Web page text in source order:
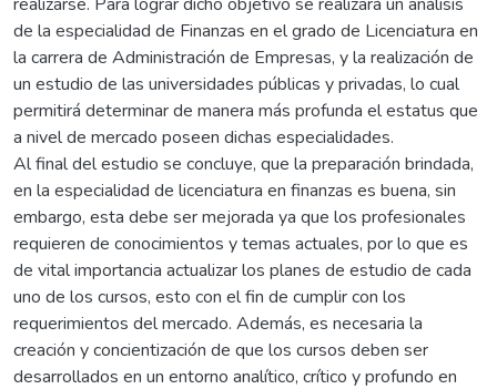
de la especialidad de Finanzas en el grado de Licenciatura en
la carrera de Administración de Empresas, y la realización de
un estudio de las universidades públicas y privadas, lo cual
permitirá determinar de manera más profunda el estatus que
a nivel de mercado poseen dichas especialidades.
Al final del estudio se concluye, que la preparación brindada,
en la especialidad de licenciatura en finanzas es buena, sin
embargo, esta debe ser mejorada ya que los profesionales
requieren de conocimientos y temas actuales, por lo que es
de vital importancia actualizar los planes de estudio de cada
uno de los cursos, esto con el fin de cumplir con los
requerimientos del mercado. Además, es necesaria la
creación y concientización de que los cursos deben ser
desarrollados en un entorno analítico, crítico y profundo en